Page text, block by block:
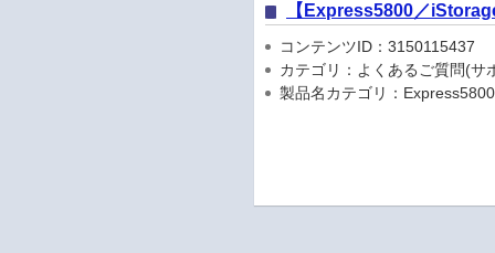
【Express5800／
コンテンツID：3150115437
カテゴリ：よくあるご質問(サ
製品名カテゴリ：